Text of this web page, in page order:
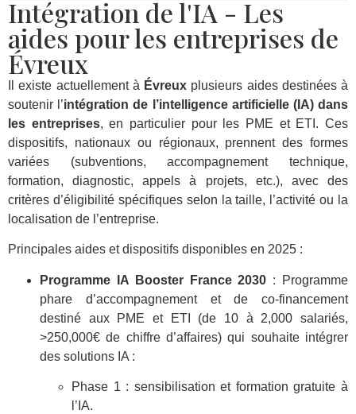
Intégration de l'IA - Les
aides pour les entreprises de
Évreux
Il existe actuellement à Évreux plusieurs aides destinées à
soutenir l’intégration de l’intelligence artificielle (IA) dans
les entreprises, en particulier pour les PME et ETI. Ces
dispositifs, nationaux ou régionaux, prennent des formes
variées (subventions, accompagnement technique,
formation, diagnostic, appels à projets, etc.), avec des
critères d’éligibilité spécifiques selon la taille, l’activité ou la
localisation de l’entreprise.
Principales aides et dispositifs disponibles en 2025 :
Programme IA Booster France 2030 : Programme
phare d’accompagnement et de co-financement
destiné aux PME et ETI (de 10 à 2,000 salariés,
>250,000€ de chiffre d’affaires) qui souhaite intégrer
des solutions IA :
Phase 1 : sensibilisation et formation gratuite à
l’IA.